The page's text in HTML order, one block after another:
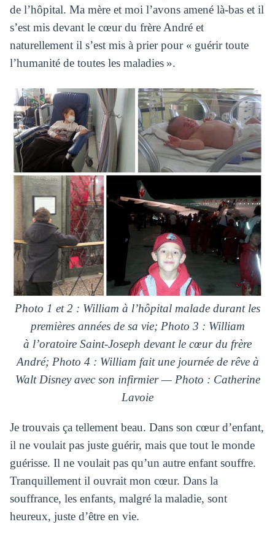
de l’hôpital. Ma mère et moi l’avons amené là-bas et il
s’est mis devant le cœur du frère André et
naturellement il s’est mis à prier pour « guérir toute
l’humanité de toutes les maladies ».
Photo 1 et 2 : William à l’hôpital malade durant les
premières annéesde sa vie; Photo 3 : William
à l’oratoire Saint-Joseph devant le cœurdu frère
André; Photo 4 : William fait une journée de rêve à
Walt Disney avec son infirmier— Photo : Catherine
Lavoie
Je trouvais ça tellement beau. Dans son cœur d’enfant,
il ne voulait pas juste guérir, mais que tout le monde
guérisse. Il ne voulait pas qu’un autre enfant souffre.
Tranquillement il ouvrait mon cœur. Dans la
souffrance, les enfants, malgré la maladie, sont
heureux, juste d’être en vie.